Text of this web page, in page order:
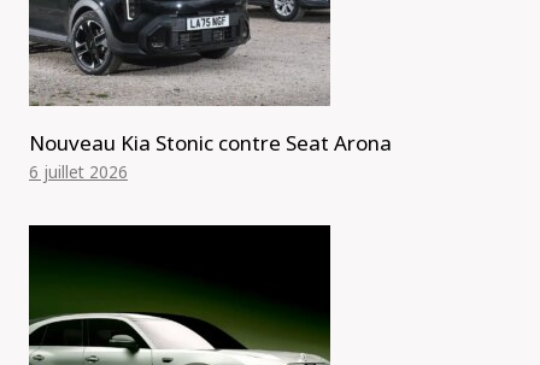
Nouveau Kia Stonic contre Seat Arona
6 juillet 2026